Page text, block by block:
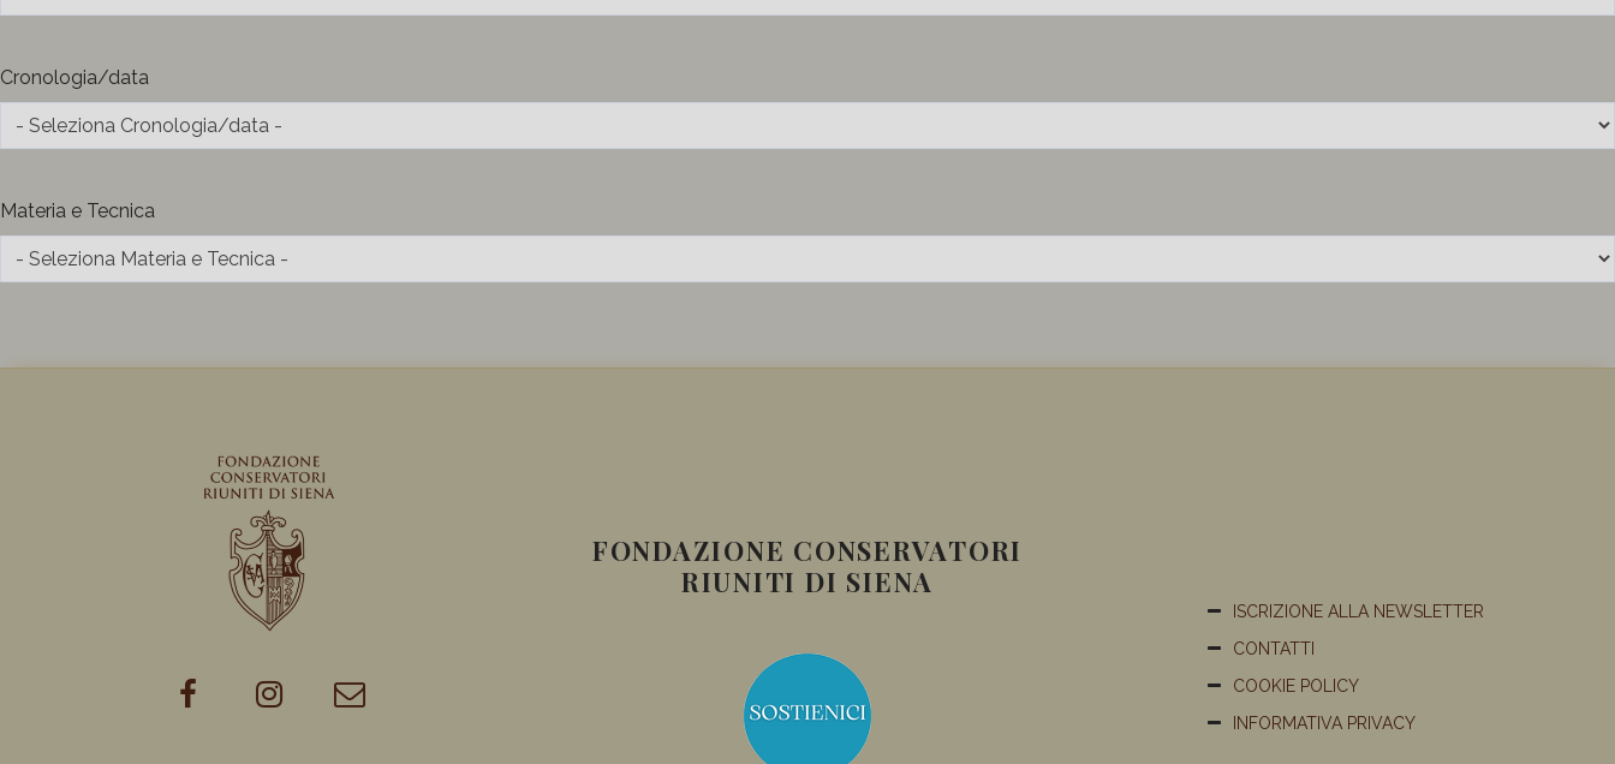
Cronologia/data
Materia e Tecnica
FONDAZIONE CONSERVATORI
RIUNITI DI SIENA
ISCRIZIONE ALLA NEWSLETTER
CONTATTI
COOKIE POLICY
INFORMATIVA PRIVACY